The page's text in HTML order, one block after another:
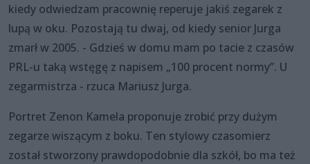
kiedy odwiedzam pracownię reperuje jakiś zegarek z
lupą w oku. Pozostają tu dwaj, od kiedy senior Jurga
zmarł w 2005. - Gdzieś w domu mam po tacie z czasów
PRL-u taką wstęgę z napisem „100 procent normy”. U
zegarmistrza - rzuca Mariusz Jurga.
Portret Zenon Kamela proponuje zrobić przy dużym
zegarze wiszącym z boku. Ten stylowy czasomierz
został stworzony prawdopodobnie dla szkół, bo ma też